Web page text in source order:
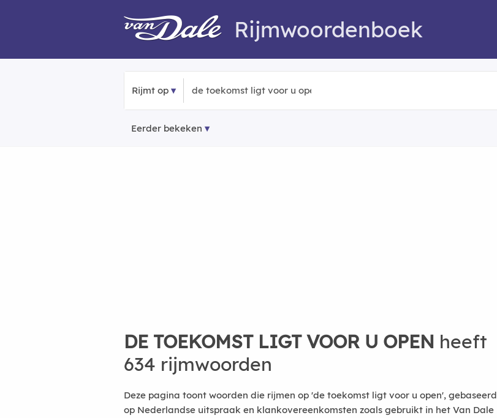
Rijmwoordenboek
Rijmt op
Eerder bekeken
DE TOEKOMST LIGT VOOR U OPEN heeft
634 rijmwoorden
Deze pagina toont woorden die rijmen op 'de toekomst ligt voor u open', gebaseerd
op Nederlandse uitspraak en klankovereenkomsten zoals gebruikt in het Van Dale